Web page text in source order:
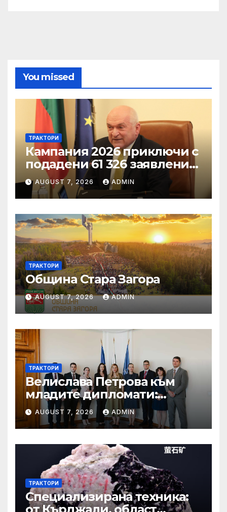
You missed
ТРАКТОРИ
Кампания 2026 приключи с
подадени 61 326 заявления
за подпомагане
AUGUST 7, 2026 ADMIN
ТРАКТОРИ
Община Стара Загора
AUGUST 7, 2026 ADMIN
ТРАКТОРИ
Велислава Петрова към
младите дипломати:
Бъдете смели, уверени и
винаги отстоявайте
интересите на България
AUGUST 7, 2026 ADMIN
ТРАКТОРИ
Специализирана техника: